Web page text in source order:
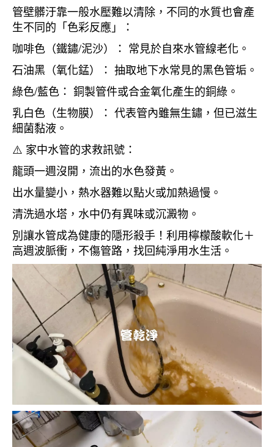
管壁髒汙靠一般水壓難以清除，不同的水質也會產
生不同的「色彩反應」：
咖啡色（鐵鏽/泥沙）： 常見於自來水管線老化。
石油黑（氧化錳）： 抽取地下水常見的黑色管垢。
綠色/藍色： 銅製管件或合金氧化產生的銅綠。
乳白色（生物膜）： 代表管內雖無生鏽，但已滋生
細菌黏液。
⚠️ 家中水管的求救訊號：
龍頭一週沒開，流出的水色發黃。
出水量變小，熱水器難以點火或加熱過慢。
清洗過水塔，水中仍有異味或沉澱物。
別讓水管成為健康的隱形殺手！利用檸檬酸軟化＋
高週波脈衝，不傷管路，找回純淨用水生活。